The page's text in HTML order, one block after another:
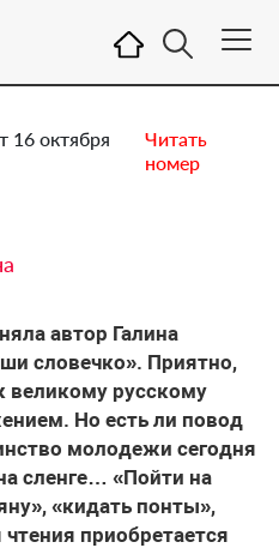
16 октября
Читать
номер
автор Галина
словечко». Приятно,
великому русскому
Но есть ли повод
молодежи сегодня
сленге… «Пойти на
«кидать понты»,
приобретается